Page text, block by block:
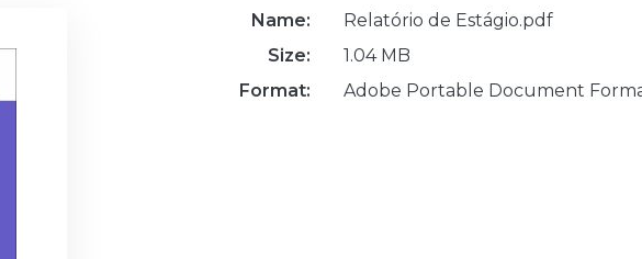
Name:
Relatório de Estágio.pdf
Size:
1.04 MB
Format:
Adobe Portable Document